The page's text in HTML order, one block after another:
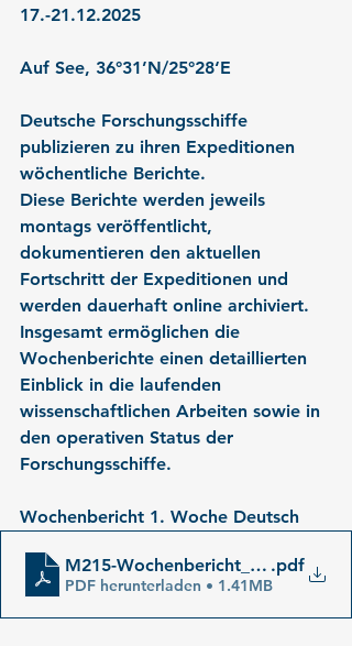
17.-21.12.2025
Auf See, 36°31’N/25°28‘E
Deutsche Forschungsschiffe
publizieren zu ihren Expeditionen
wöchentliche Berichte.
Diese Berichte werden jeweils
montags veröffentlicht,
dokumentieren den aktuellen
Fortschritt der Expeditionen und
werden dauerhaft online archiviert.
Insgesamt ermöglichen die
Wochenberichte einen detaillierten
Einblick in die laufenden
wissenschaftlichen Arbeiten sowie in
den operativen Status der
Forschungsschiffe.
Wochenbericht 1. Woche Deutsch
M215-Wochenbericht_01_de
.pdf
PDF herunterladen • 1.41MB